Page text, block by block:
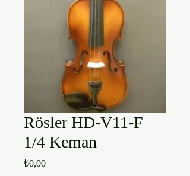
​Rösler HD-V11-F
1/4 Keman
₺0,00Fiyat